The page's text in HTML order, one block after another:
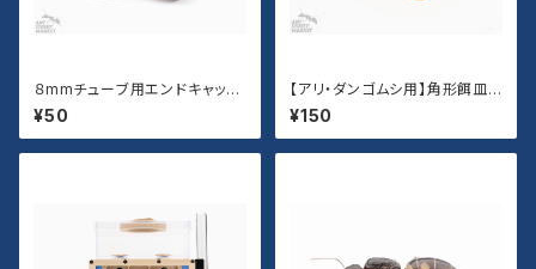
８mmチューブ用エンドキャップ
(２個)
¥50
【アリ・ダンゴムシ用】角形餌皿
（Sサイズ）
¥150